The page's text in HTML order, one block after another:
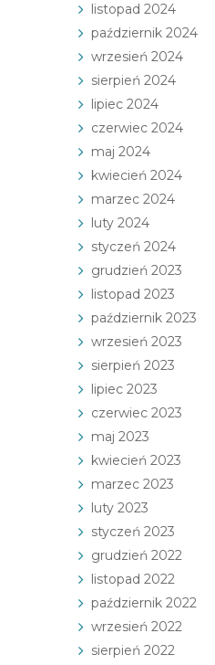
listopad 2024
październik 2024
wrzesień 2024
sierpień 2024
lipiec 2024
czerwiec 2024
maj 2024
kwiecień 2024
marzec 2024
luty 2024
styczeń 2024
grudzień 2023
listopad 2023
październik 2023
wrzesień 2023
sierpień 2023
lipiec 2023
czerwiec 2023
maj 2023
kwiecień 2023
marzec 2023
luty 2023
styczeń 2023
grudzień 2022
listopad 2022
październik 2022
wrzesień 2022
sierpień 2022